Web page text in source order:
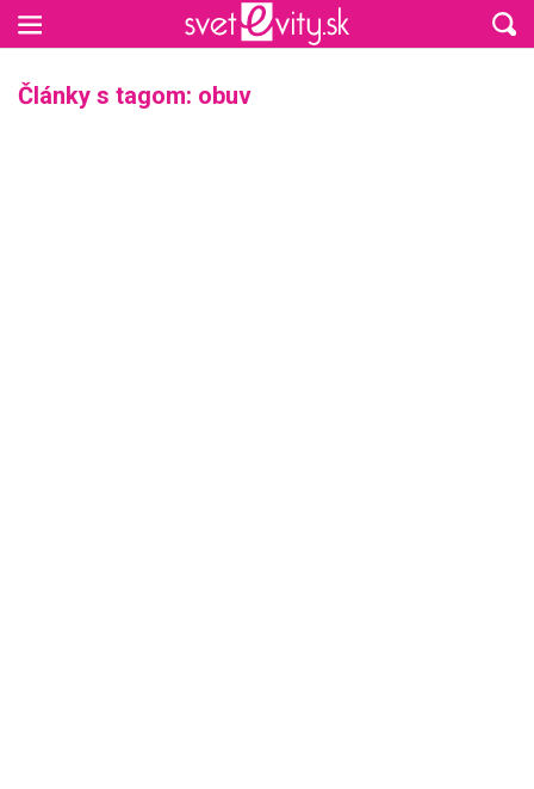
Články s tagom: obuv